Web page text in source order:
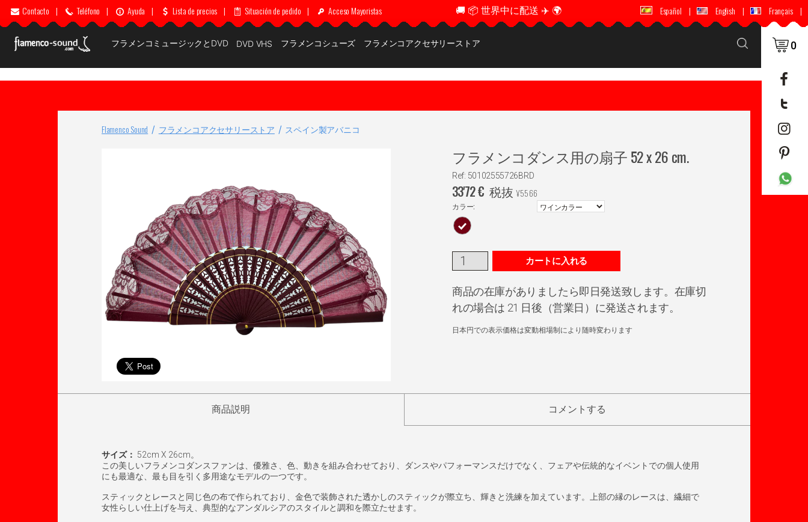
Contacto | Teléfono | Ayuda | Lista de precios | Situación de pedido | Acceso Mayoristas 🚚 📦 世界中に配送 ✈️ 🌍 🚚 📦 世界中に配送 ✈️ 🌍
Español | English | Français |
フラメンコミュージックとDVD DVD VHS フラメンコシューズ フラメンコアクセサリーストア 0
Flamenco Sound フラメンコアクセサリーストア スペイン製アバニコ
フラメンコダンス用の扇子 52 x 26 cm.
Ref: 50102555726BRD
33'72€ 税抜 ¥5566
カラー:
カートに入れる
商品の在庫がありましたら即日発送致します。在庫切
れの場合は 21 日後（営業日）に発送されます。
日本円での表示価格は変動相場制により随時変わります
商品説明 コメントする
サイズ： 52cm X 26cm。
この美しいフラメンコダンスファンは、優雅さ、色、動きを組み合わせており、ダンスやパフォーマンスだけでなく、フェアや伝統的なイベントでの個人使用
にも最適な、最も目を引く多用途なモデルの一つです。
スティックとレースと同じ色の布で作られており、金色で装飾された透かしのスティックが際立ち、輝きと洗練を加えています。上部の縁のレースは、繊細で
女性らしい仕上げを与え、典型的なアンダルシアのスタイルと調和を際立たせます。